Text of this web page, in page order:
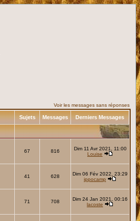
Voir les messages sans réponses
Sujets Messages Derniers Messages
67 816
Dim 11 Avr 2021, 11:00
Louise
41 628
Dim 06 Fév 2022, 23:29
ippocamp
71 708
Dim 24 Jan 2021, 00:16
lacoste